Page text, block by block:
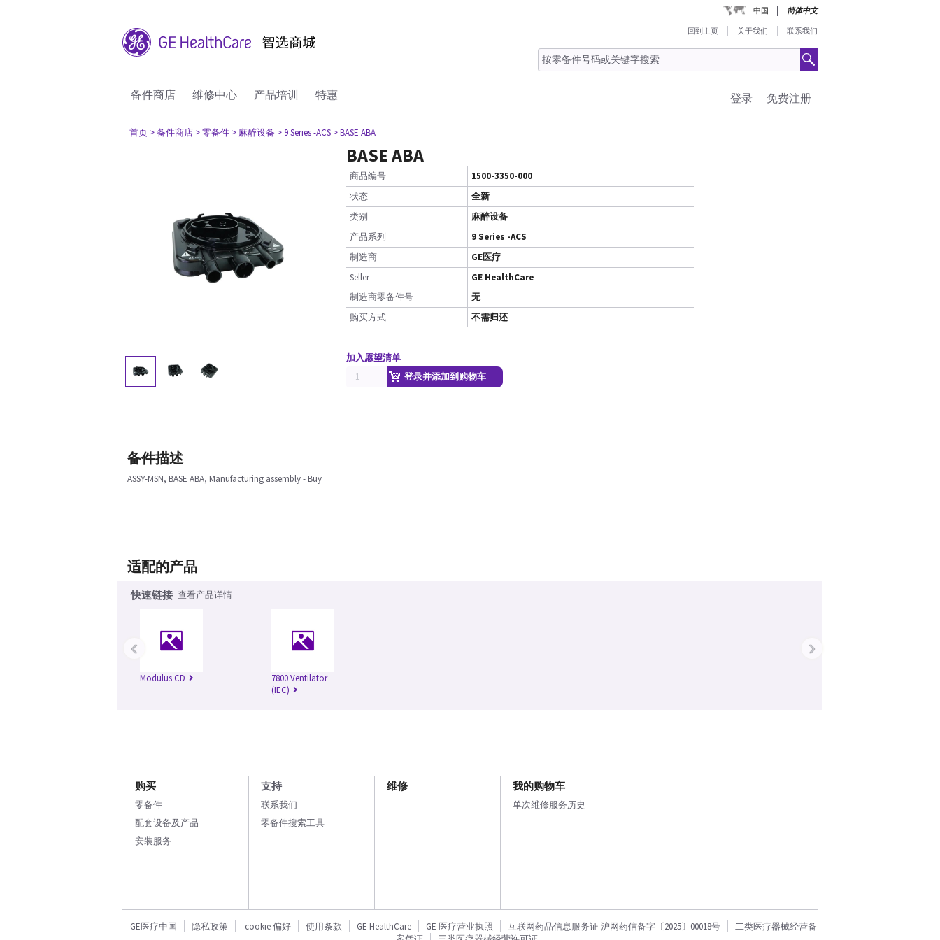
中国 简体中文
回到主页 关于我们 联系我们
备件商店 维修中心 产品培训 特惠 免费注册
登录
首页 > 备件商店 > 零备件 > 麻醉设备 > 9 Series -ACS > BASE ABA
BASE ABA
商品编号
1500-3350-000
状态
全新
类别
麻醉设备
产品系列
9 Series -ACS
制造商
GE医疗
Seller
GE HealthCare
制造商零备件号
无
购买方式
不需归还
加入愿望清单
登录并添加到购物车
备件描述
ASSY-MSN, BASE ABA, Manufacturing assembly - Buy
适配的产品
快速链接 查看产品详情
Modulus CD
7800 Ventilator
(IEC)
‹ ›
购买
零备件
配套设备及产品
安装服务
支持
联系我们
零备件搜索工具
维修 我的购物车
单次维修服务历史
GE医疗中国 隐私政策 cookie 偏好 使用条款 GE HealthCare GE 医疗营业执照 互联网药品信息服务证 沪网药信备字〔2025〕00018号
二类医疗器械经营备